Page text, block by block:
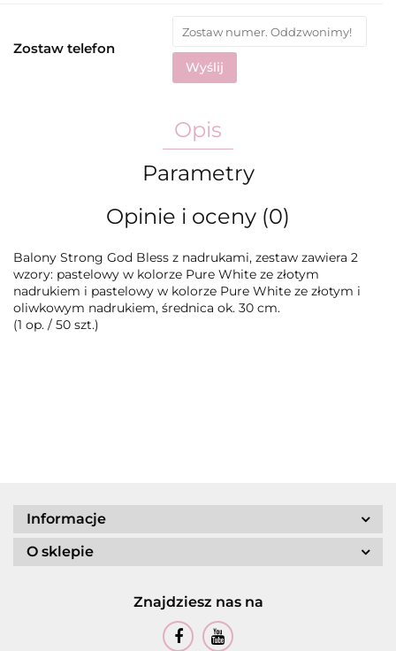
Zostaw telefon
Wyślij
Opis
Parametry
Opinie i oceny (0)
Balony Strong God Bless z nadrukami, zestaw zawiera 2
wzory: pastelowy w kolorze Pure White ze złotym
nadrukiem i pastelowy w kolorze Pure White ze złotym i
oliwkowym nadrukiem, średnica ok. 30 cm.
(1 op. / 50 szt.)
Informacje
O sklepie
Znajdziesz nas na